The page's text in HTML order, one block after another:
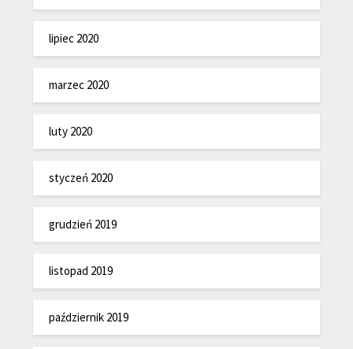
lipiec 2020
marzec 2020
luty 2020
styczeń 2020
grudzień 2019
listopad 2019
październik 2019